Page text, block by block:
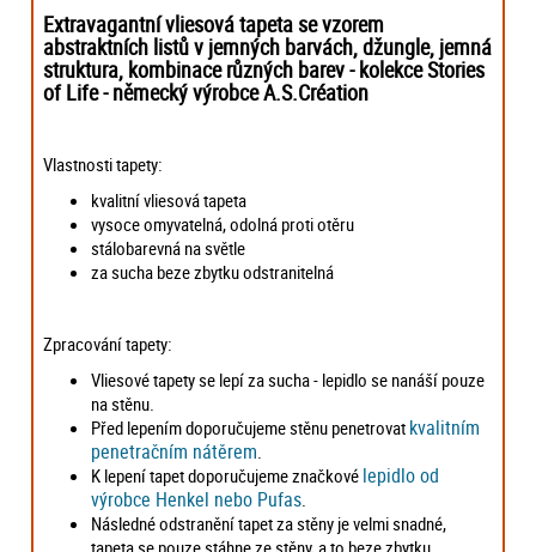
Extravagantní vliesová tapeta se vzorem
abstraktních listů v jemných barvách, džungle, jemná
struktura, kombinace různých barev-kolekceStories
of Life - německý výrobceA.S.Création
Vlastnosti tapety:
kvalitní vliesová tapeta
vysoce omyvatelná, odolná proti otěru
stálobarevná na světle
za sucha beze zbytku odstranitelná
Zpracování tapety:
Vliesové tapety se lepí za sucha - lepidlo se nanáší pouze
na stěnu.
Před lepením doporučujeme stěnu penetrovat kvalitním
penetračním nátěrem.
K lepení tapet doporučujeme značkové lepidlo od
výrobce Henkel nebo Pufas.
Následné odstranění tapet za stěny je velmi snadné,